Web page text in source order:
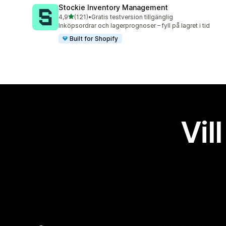
Stockie Inventory Management
4,9av 5 stjärnor
(121)
121 recensioner totalt
•Gratis testversion tillgänglig
Inköpsordrar och lagerprognoser – fyll på lagret i tid
Built for Shopify